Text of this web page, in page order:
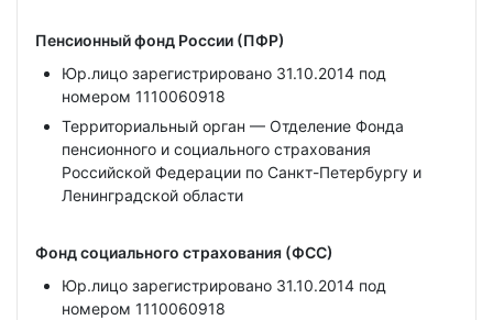
Пенсионный фонд России (ПФР)
Юр.лицо зарегистрировано 31.10.2014 под
номером 1110060918
Территориальный орган — Отделение Фонда
пенсионного и социального страхования
Российской Федерации по Санкт-Петербургу и
Ленинградской области
Фонд социального страхования (ФСС)
Юр.лицо зарегистрировано 31.10.2014 под
номером 1110060918